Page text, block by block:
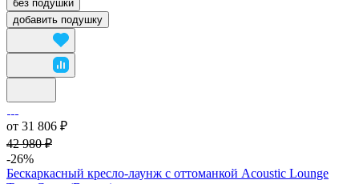
без подушки
добавить подушку
от 31 806 ₽
42 980 ₽
-26%
Бескаркасный кресло-лаунж с оттоманкой Acoustic Lounge